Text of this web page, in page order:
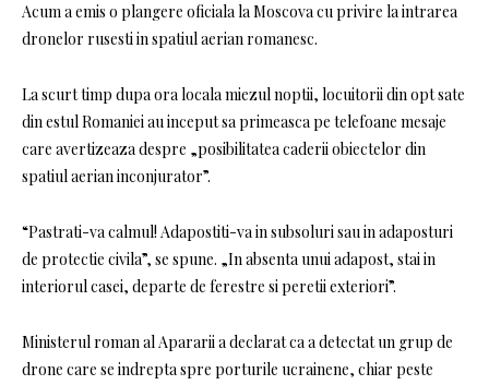
Acum a emis o plangere oficiala la Moscova cu privire la intrarea
dronelor rusesti in spatiul aerian romanesc.
La scurt timp dupa ora locala miezul noptii, locuitorii din opt sate
din estul Romaniei au inceput sa primeasca pe telefoane mesaje
care avertizeaza despre „posibilitatea caderii obiectelor din
spatiul aerian inconjurator”.
“Pastrati-va calmul! Adapostiti-va in subsoluri sau in adaposturi
de protectie civila”, se spune. „In absenta unui adapost, stai in
interiorul casei, departe de ferestre si peretii exteriori”.
Ministerul roman al Apararii a declarat ca a detectat un grup de
drone care se indrepta spre porturile ucrainene, chiar peste